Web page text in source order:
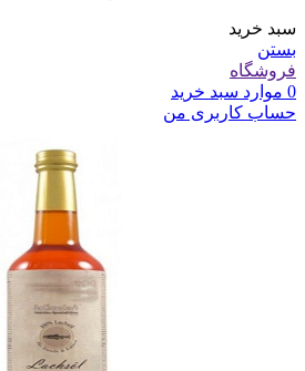
سبد خرید
بستن
فروشگاه
0 موارد سبد خرید
حساب کاربری من